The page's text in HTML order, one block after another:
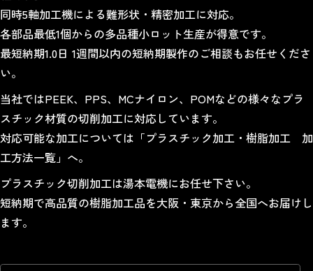
同時5軸加工機による難形状・精密加工に対応。
各部品最低1個からの多品種小ロット生産が得意です。
最短納期1.0日 1週間以内の短納期製作のご相談もお任せくださ
い。
当社ではPEEK、 PPS、 MCナイロン、 POMなどの様々なプラ
スチック材質の切削加工に対応しています。
対応可能な加工については「プラスチック加工・樹脂加工 加
工方法一覧 」へ。
プラスチック切削加工は湯本電機にお任せ下さい。
短納期で高品質の樹脂加工品を大阪・東京から全国へお届けし
ます。